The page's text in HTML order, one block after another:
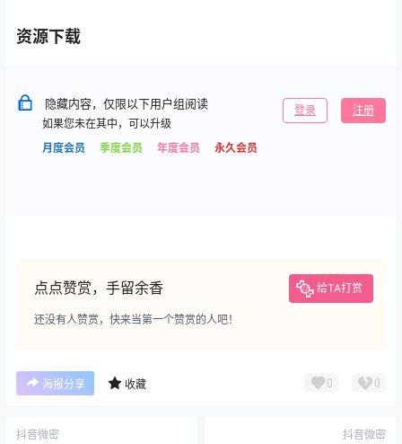
资源下载
隐藏内容，仅限以下用户组阅读
如果您未在其中，可以升级
月度会员
季度会员 年度会员 永久会员
登录 注册
点点赞赏，手留余香 给TA打赏
还没有人赞赏，快来当第一个赞赏的人吧！
海报分享 收藏 0 0
抖音微密 抖音微密